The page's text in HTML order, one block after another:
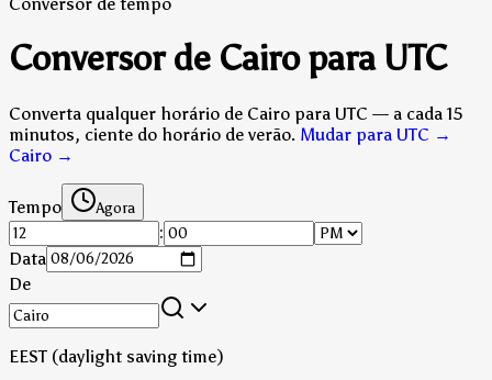
Conversor de Cairo para UTC
Converta qualquer horário de Cairo para UTC — a cada 15
minutos, ciente do horário de verão. Mudar para UTC →
Cairo →
Tempo Agora
:
Data
De
EEST (daylight saving time)